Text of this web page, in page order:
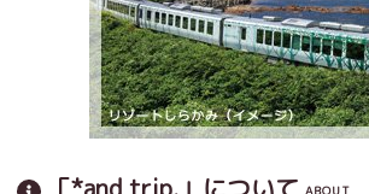
ABOUT